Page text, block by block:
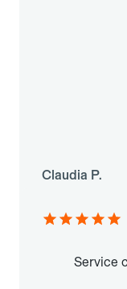
Claudia P.
Service